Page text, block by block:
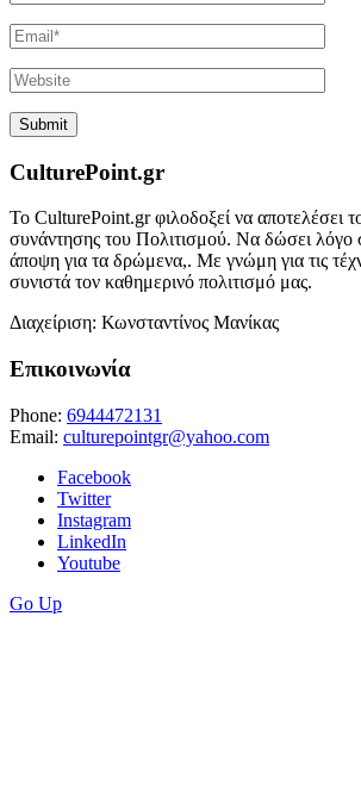
CulturePoint.gr
Το CulturePoint.gr φιλοδοξεί να αποτελέσει
συνάντησης του Πολιτισμού. Να δώσει λόγο
άποψη για τα δρώμενα,. Με γνώμη για τις
συνιστά τον καθημερινό πολιτισμό μας.
Διαχείριση: Κωνσταντίνος Μανίκας
Επικοινωνία
Phone: 6944472131
Email: culturepointgr@yahoo.com
Facebook
Twitter
Instagram
LinkedIn
Youtube
Go Up